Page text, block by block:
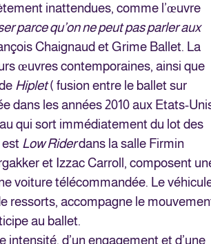
inattendues, comme l’œuvre
parce qu’on ne peut pas parler aux
Chaignaud et Grime Ballet. La
œuvres contemporaines, ainsi que
Hiplet( fusion entre le ballet sur
dans les années 2010 aux Etats-
qui sort immédiatement du lot des
est Low Riderdans la salle Firmin
et Izzac Carroll, composent
voiture télécommandée. Le
ressorts, accompagne le
au ballet.
intensité, d’un engagement et d’une